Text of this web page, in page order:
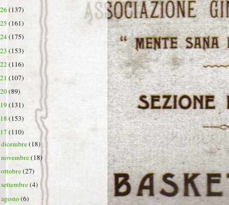
(137)
(161)
(175)
(153)
(116)
(107)
(89)
(131)
(153)
(110)
dicembre(18)
novembre(18)
ottobre(27)
settembre(4)
agosto(6)